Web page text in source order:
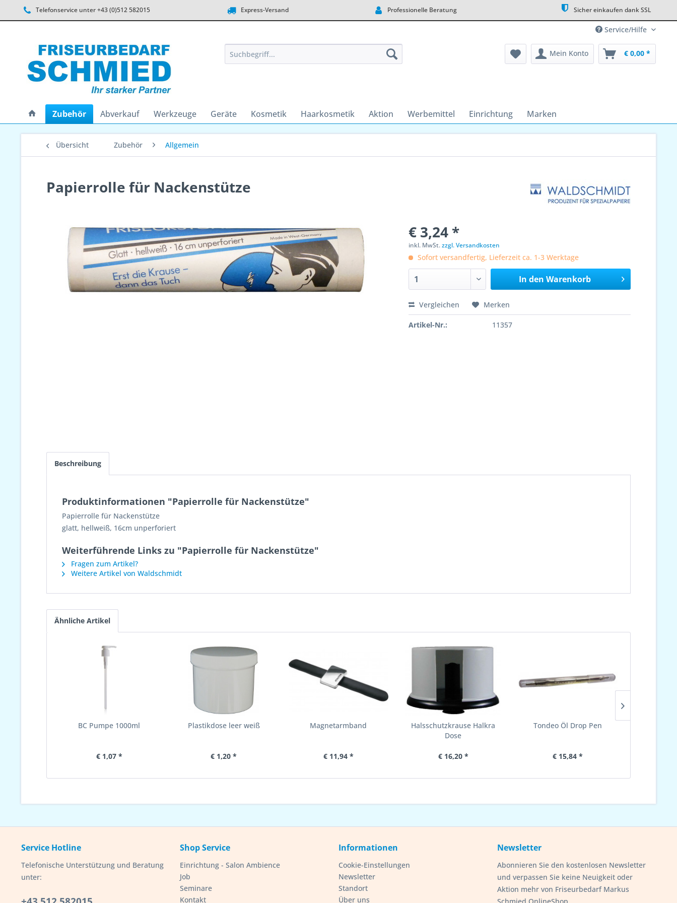
Telefonservice unter +43 (0)512 582015 Express-Versand Professionelle Beratung Sicher einkaufen dank SSL
Service/Hilfe
Mein Konto € 0,00 *
Zubehör Abverkauf Werkzeuge Geräte Kosmetik Haarkosmetik Aktion Werbemittel Einrichtung Marken
Übersicht Zubehör Allgemein
Papierrolle für Nackenstütze
€ 3,24 *
inkl. MwSt.zzgl. Versandkosten
Sofort versandfertig, Lieferzeit ca. 1-3 Werktage
In den Warenkorb
Vergleichen Merken
Artikel-Nr.: 11357
Beschreibung
Produktinformationen "Papierrolle für Nackenstütze"
Papierrolle für Nackenstütze
glatt, hellweiß, 16cm unperforiert
Weiterführende Links zu "Papierrolle für Nackenstütze"
Fragen zum Artikel?
Weitere Artikel von Waldschmidt
Ähnliche Artikel
BC Pumpe 1000ml
€ 1,07 *
Plastikdose leer weiß
€ 1,20 *
Magnetarmband
€ 11,94 *
Halsschutzkrause Halkra
Dose
€ 16,20 *
Tondeo Öl Drop Pen
€ 15,84 *
Service Hotline
Telefonische Unterstützung und Beratung
unter:
Shop Service
Einrichtung - Salon Ambience
Job
Seminare
Kontakt
Informationen
Cookie-Einstellungen
Newsletter
Standort
Über uns
Newsletter
Abonnieren Sie den kostenlosen Newsletter
und verpassen Sie keine Neuigkeit oder
Aktion mehr von Friseurbedarf Markus